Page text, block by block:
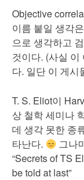
Objective
이름 붙일 생각
으로 생각하고
것이다. (사실 이
다. 일단 이 게시
T. S. Eliot이
상 철학 세미나
데 생각 못한 종
타난다.
그나
“Secrets of TS
be told at last”